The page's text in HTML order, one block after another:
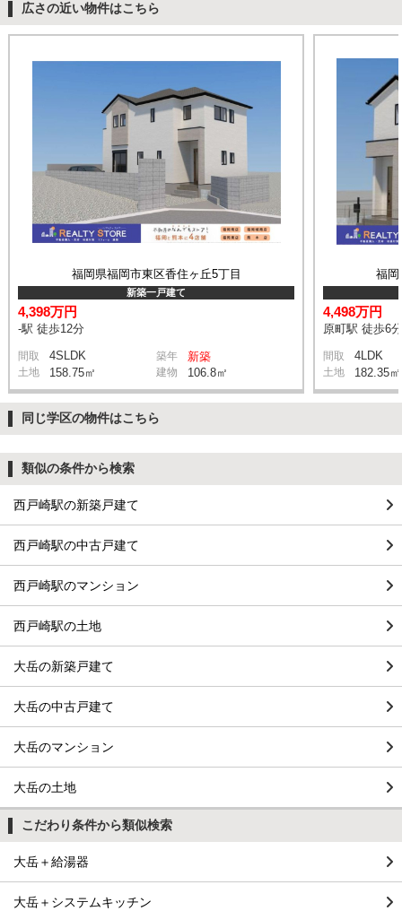
広さの近い物件はこちら
福岡県福岡市東区香住ヶ丘5丁目
新築一戸建て
4,398万円
-駅 徒歩12分
間取 4SLDK 築年 新築
土地 158.75㎡ 建物 106.8㎡
福岡
4,498万円
原町駅 徒歩6分
間取 4LDK
土地 182.35㎡
同じ学区の物件はこちら
類似の条件から検索
西戸崎駅の新築戸建て
西戸崎駅の中古戸建て
西戸崎駅のマンション
西戸崎駅の土地
大岳の新築戸建て
大岳の中古戸建て
大岳のマンション
大岳の土地
こだわり条件から類似検索
大岳＋給湯器
大岳＋システムキッチン